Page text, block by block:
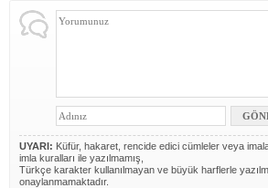
UYARI: Küfür, hakaret, rencide edici cümleler veya
imla kuralları ile yazılmamış,
Türkçe karakter kullanılmayan ve büyük harflerle
onaylanmamaktadır.